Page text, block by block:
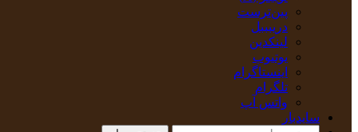
‫پین‌ترست
دریبببل
لینکدین
یوتیوب
اینستاگرام
تلگرام
واتس آپ
سایدبار